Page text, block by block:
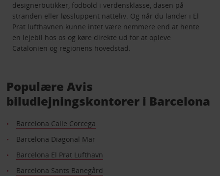
designerbutikker, fodbold i verdensklasse, dasen på
stranden eller løssluppent natteliv. Og når du lander i El
Prat lufthavnen kunne intet være nemmere end at hente
en lejebil hos os og køre direkte ud for at opleve
Catalonien og regionens hovedstad.
Populære Avis
biludlejningskontorer i Barcelona
Barcelona Calle Corcega
Barcelona Diagonal Mar
Barcelona El Prat Lufthavn
Barcelona Sants Banegård